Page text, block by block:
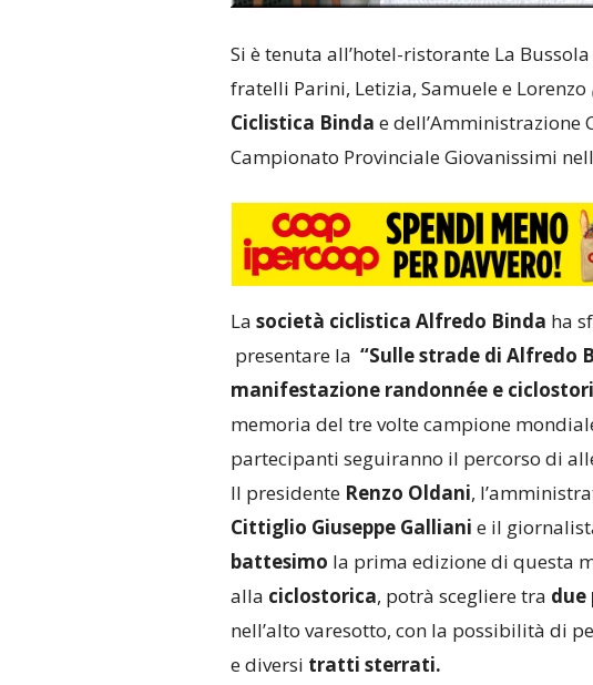
Si è tenuta all’hotel-ristorante La
fratelli Parini, Letizia, Samuele e Lorenzo
Ciclistica Binda e dell’Amministrazione
Campionato Provinciale Giovanissimi
La società ciclistica Alfredo Binda ha
presentare la “Sulle strade di Alfredo
manifestazione randonnée e
memoria del tre volte campione
partecipanti seguiranno il percorso di
Il presidente Renzo Oldani,
Cittiglio Giuseppe Galliani e il
battesimo la prima edizione di questa
alla ciclostorica, potrà scegliere tra due
nell’alto varesotto, con la possibilità di
e diversi tratti sterrati.